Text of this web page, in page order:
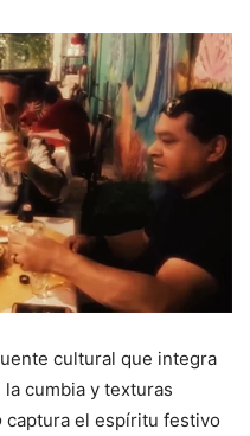
cultural que integra
cumbia y texturas
captura el espíritu festivo